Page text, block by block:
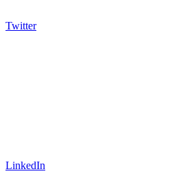
Twitter
LinkedIn